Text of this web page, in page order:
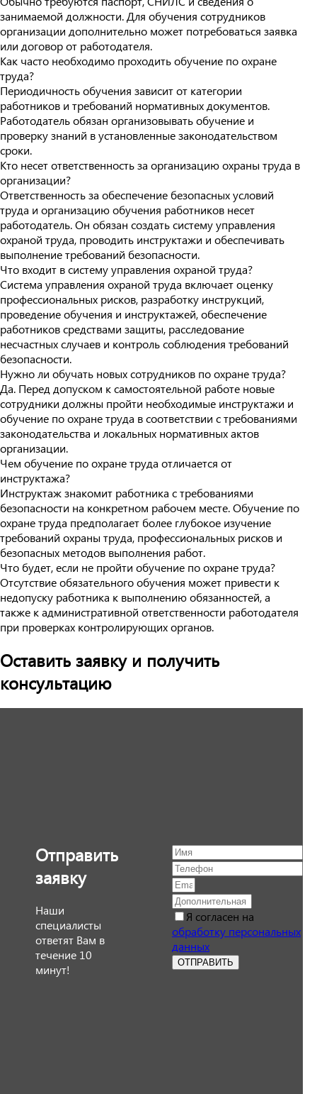
занимаемой должности. Для обучения сотрудников
организации дополнительно может потребоваться заявка
или договор от работодателя.
Как часто необходимо проходить обучение по охране
труда?
Периодичность обучения зависит от категории
работников и требований нормативных документов.
Работодатель обязан организовывать обучение и
проверку знаний в установленные законодательством
сроки.
Кто несет ответственность за организацию охраны труда в
организации?
Ответственность за обеспечение безопасных условий
труда и организацию обучения работников несет
работодатель. Он обязан создать систему управления
охраной труда, проводить инструктажи и обеспечивать
выполнение требований безопасности.
Что входит в систему управления охраной труда?
Система управления охраной труда включает оценку
профессиональных рисков, разработку инструкций,
проведение обучения и инструктажей, обеспечение
работников средствами защиты, расследование
несчастных случаев и контроль соблюдения требований
безопасности.
Нужно ли обучать новых сотрудников по охране труда?
Да. Перед допуском к самостоятельной работе новые
сотрудники должны пройти необходимые инструктажи и
обучение по охране труда в соответствии с требованиями
законодательства и локальных нормативных актов
организации.
Чем обучение по охране труда отличается от
инструктажа?
Инструктаж знакомит работника с требованиями
безопасности на конкретном рабочем месте. Обучение по
охране труда предполагает более глубокое изучение
требований охраны труда, профессиональных рисков и
безопасных методов выполнения работ.
Что будет, если не пройти обучение по охране труда?
Отсутствие обязательного обучения может привести к
недопуску работника к выполнению обязанностей, а
также к административной ответственности работодателя
при проверках контролирующих органов.
Оставить заявку и получить
консультацию
Отправить
заявку
Наши
специалисты
ответят Вам в
течение 10
минут!
Я согласен на
обработку персональных
данных
ОТПРАВИТЬ